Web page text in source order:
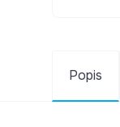
Popis